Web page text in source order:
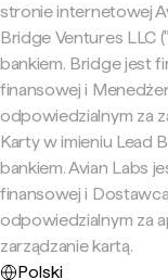
stronie internetowej
Bridge Ventures LLC
bankiem. Bridge jest
finansowej i
odpowiedzialnym za
Karty w imieniu Lead
bankiem. Avian Labs
finansowej i
odpowiedzialnym za
zarządzanie kartą.
Polski